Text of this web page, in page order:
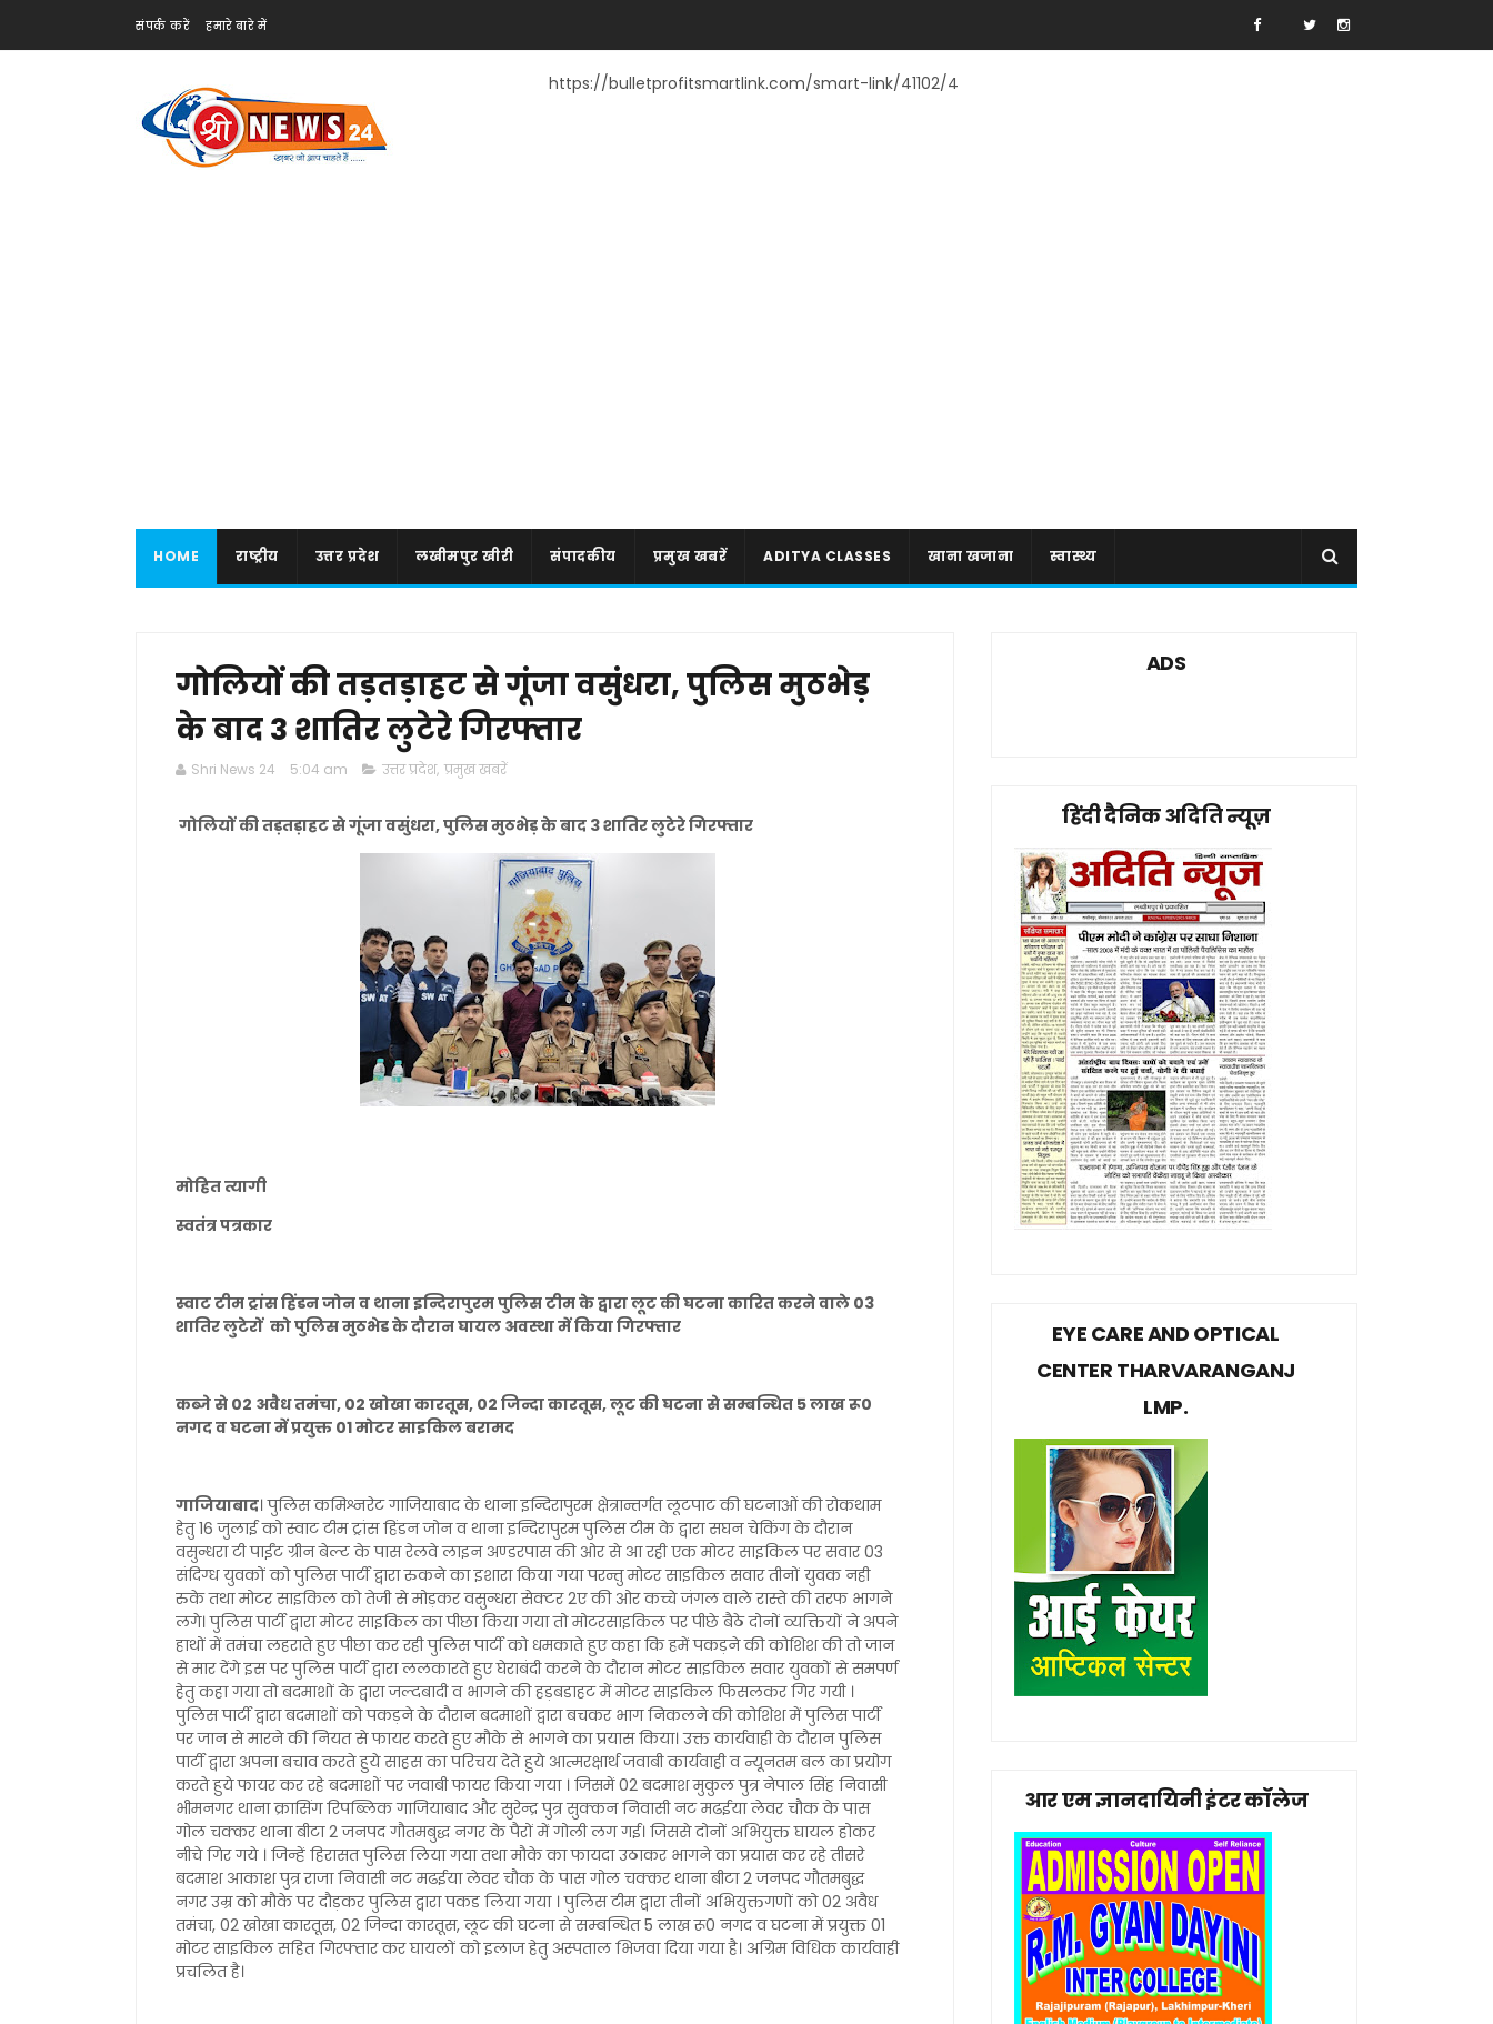
संपर्क करें हमारे बारे में
https://bulletprofitsmartlink.com/smart-link/41102/4
HOME राष्ट्रीय उत्तर प्रदेश लखीमपुर खीरी संपादकीय प्रमुख खबरें ADITYA CLASSES खाना खजाना स्वास्थ्य
गोलियों की तड़तड़ाहट से गूंजा वसुंधरा, पुलिस मुठभेड़
के बाद 3 शातिर लुटेरे गिरफ्तार
Shri News 24 5:04 am उत्तर प्रदेश, प्रमुख खबरें
गोलियों की तड़तड़ाहट से गूंजा वसुंधरा, पुलिस मुठभेड़ के बाद 3 शातिर लुटेरे गिरफ्तार
मोहित त्यागी
स्वतंत्र पत्रकार
स्वाट टीम ट्रांस हिंडन जोन व थाना इन्दिरापुरम पुलिस टीम के द्वारा लूट की घटना कारित करने वाले 03
शातिर लुटेरों को पुलिस मुठभेड के दौरान घायल अवस्था में किया गिरफ्तार
कब्जे से 02 अवैध तमंचा, 02 खोखा कारतूस, 02 जिन्दा कारतूस, लूट की घटना से सम्बन्धित 5 लाख रू0
नगद व घटना में प्रयुक्त 01 मोटर साइकिल बरामद
गाजियाबाद। पुलिस कमिश्नरेट गाजियाबाद के थाना इन्दिरापुरम क्षेत्रान्तर्गत लूटपाट की घटनाओं की रोकथाम
हेतु 16 जुलाई को स्वाट टीम ट्रांस हिंडन जोन व थाना इन्दिरापुरम पुलिस टीम के द्वारा सघन चेकिंग के दौरान
वसुन्धरा टी पाईंट ग्रीन बेल्ट के पास रेलवे लाइन अण्डरपास की ओर से आ रही एक मोटर साइकिल पर सवार 03
संदिग्ध युवकों को पुलिस पार्टी द्वारा रुकने का इशारा किया गया परन्तु मोटर साइकिल सवार तीनों युवक नही
रुके तथा मोटर साइकिल को तेजी से मोड़कर वसुन्धरा सेक्टर 2ए की ओर कच्चे जंगल वाले रास्ते की तरफ भागने
लगे। पुलिस पार्टी द्वारा मोटर साइकिल का पीछा किया गया तो मोटरसाइकिल पर पीछे बैठे दोनों व्यक्तियों ने अपने
हाथों में तमंचा लहराते हुए पीछा कर रही पुलिस पार्टी को धमकाते हुए कहा कि हमें पकड़ने की कोशिश की तो जान
से मार देंगे इस पर पुलिस पार्टी द्वारा ललकारते हुए घेराबंदी करने के दौरान मोटर साइकिल सवार युवकों से समपर्ण
हेतु कहा गया तो बदमाशों के द्वारा जल्दबादी व भागने की हड़बडाहट में मोटर साइकिल फिसलकर गिर गयी ।
पुलिस पार्टी द्वारा बदमाशों को पकड़ने के दौरान बदमाशों द्वारा बचकर भाग निकलने की कोशिश में पुलिस पार्टी
पर जान से मारने की नियत से फायर करते हुए मौके से भागने का प्रयास किया। उक्त कार्यवाही के दौरान पुलिस
पार्टी द्वारा अपना बचाव करते हुये साहस का परिचय देते हुये आत्मरक्षार्थ जवाबी कार्यवाही व न्यूनतम बल का प्रयोग
करते हुये फायर कर रहे बदमाशों पर जवाबी फायर किया गया । जिसमें 02 बदमाश मुकुल पुत्र नेपाल सिंह निवासी
भीमनगर थाना क्रासिंग रिपब्लिक गाजियाबाद और सुरेन्द्र पुत्र सुक्कन निवासी नट मढईया लेवर चौक के पास
गोल चक्कर थाना बीटा 2 जनपद गौतमबुद्ध नगर के पैरों में गोली लग गई। जिससे दोनों अभियुक्त घायल होकर
नीचे गिर गये । जिन्हें हिरासत पुलिस लिया गया तथा मौके का फायदा उठाकर भागने का प्रयास कर रहे तीसरे
बदमाश आकाश पुत्र राजा निवासी नट मढईया लेवर चौक के पास गोल चक्कर थाना बीटा 2 जनपद गौतमबुद्ध
नगर उम्र को मौके पर दौड़कर पुलिस द्वारा पकड लिया गया । पुलिस टीम द्वारा तीनों अभियुक्तगणों को 02 अवैध
तमंचा, 02 खोखा कारतूस, 02 जिन्दा कारतूस, लूट की घटना से सम्बन्धित 5 लाख रू0 नगद व घटना में प्रयुक्त 01
मोटर साइकिल सहित गिरफ्तार कर घायलों को इलाज हेतु अस्पताल भिजवा दिया गया है। अग्रिम विधिक कार्यवाही
प्रचलित है।
ADS
हिंदी दैनिक अदिति न्यूज़
EYE CARE AND OPTICAL
CENTER THARVARANGANJ
LMP.
आर एम ज्ञानदायिनी इंटर कॉलेज